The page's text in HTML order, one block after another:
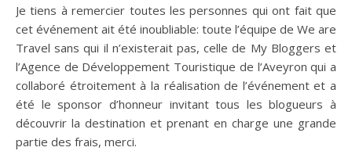
Je tiens à remercier toutes les personnes qui ont fait que
cet événement ait été inoubliable: toute l’équipe de We are
Travel sans qui il n’existerait pas, celle de My Bloggers et
l’Agence de Développement Touristique de l’Aveyron qui a
collaboré étroitement à la réalisation de l’événement et a
été le sponsor d’honneur invitant tous les blogueurs à
découvrir la destination et prenant en charge une grande
partie des frais, merci.